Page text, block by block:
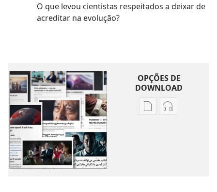
O que levou cientistas respeitados a deixar de
acreditar na evolução?
OPÇÕES DE
DOWNLOAD
OpçõesOpções